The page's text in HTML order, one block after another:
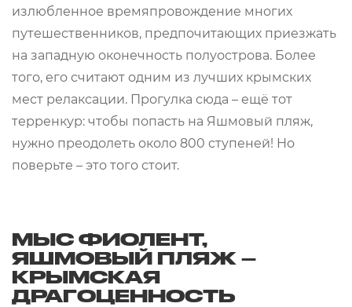
излюбленное времяпровождение многих
путешественников, предпочитающих приезжать
на западную оконечность полуострова. Более
того, его считают одним из лучших крымских
мест релаксации. Прогулка сюда – ещё тот
терренкур: чтобы попасть на Яшмовый пляж,
нужно преодолеть около 800 ступеней! Но
поверьте – это того стоит.
МЫС ФИОЛЕНТ,
ЯШМОВЫЙ ПЛЯЖ –
КРЫМСКАЯ
ДРАГОЦЕННОСТЬ